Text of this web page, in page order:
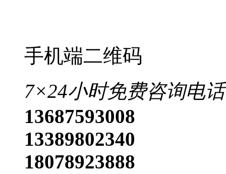
手机端二维码
7×24小时免费咨询电话
13687593008
13389802340
18078923888